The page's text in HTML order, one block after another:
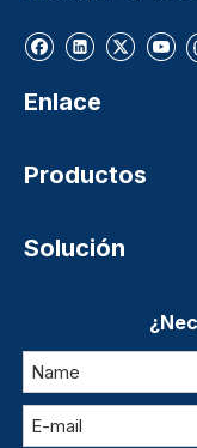
Enlace
Productos
Solución